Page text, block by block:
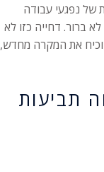
של נפגעי עבודה
ברור. דחייה כזו לא
את המקרה מחדש,
תביעות